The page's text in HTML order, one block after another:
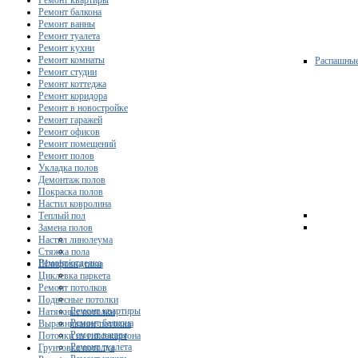
Ремонт/отделка
Ремонт квартиры
Ремонт балкона
Ремонт ванны
Ремонт туалета
Ремонт балкона
Ремонт ванны
Ремонт туалета
Ремонт кухни
Ремонт комнаты
Ремонт студии
Ремонт коттеджа
Ремонт коридора
Ремонт в новостройке
Ремонт гаражей
Ремонт офисов
Ремонт помещений
Ремонт полов
Укладка полов
Демонтаж полов
Покраска полов
Настил ковролина
Теплый пол
Замена полов
Настил линолеума
Стяжка пола
Шлифовка пола
Циклевка паркета
Ремонт потолков
Подвесные потолки
Натяжные потолки
Выравнивание потолка
Потолки из гипсокартона
Грунтовка потолка